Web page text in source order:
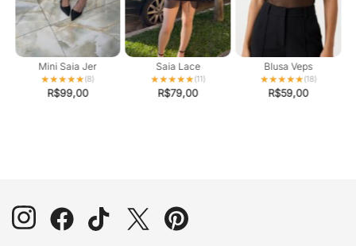
Mini Saia Jer
★★★★★
★★★★★(8)
R$99,00
Saia Lace
★★★★★
★★★★★(11)
R$79,00
Blusa Veps
★★★★★
★★★★★(18)
R$59,00